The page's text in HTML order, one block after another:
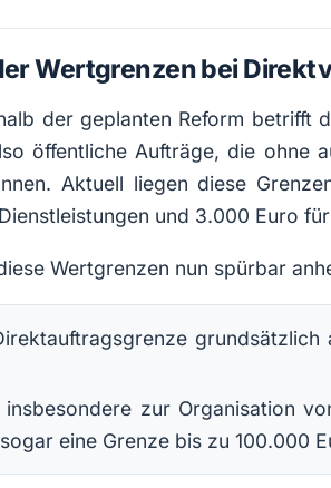
Wertgrenzen bei
der geplanten Reform betrifft
öffentliche Aufträge, die ohne
Aktuell liegen diese
und 3.000 Euro
Wertgrenzen nun spürbar
grundsätzlich
insbesondere zur Organisation
eine Grenze bis zu 100.000